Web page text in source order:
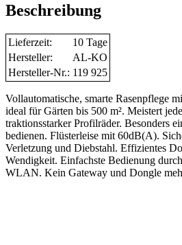
Beschreibung
Lieferzeit:
10 Tage
Hersteller:
AL-KO
Hersteller-Nr.: 119 925
Vollautomatische, smarte Rasenpflege
ideal für Gärten bis 500 m². Meistert
traktionsstarker Profilräder. Besonders
bedienen. Flüsterleise mit 60dB(A).
Verletzung und Diebstahl. Effizientes
Wendigkeit. Einfachste Bedienung
WLAN. Kein Gateway und Dongle